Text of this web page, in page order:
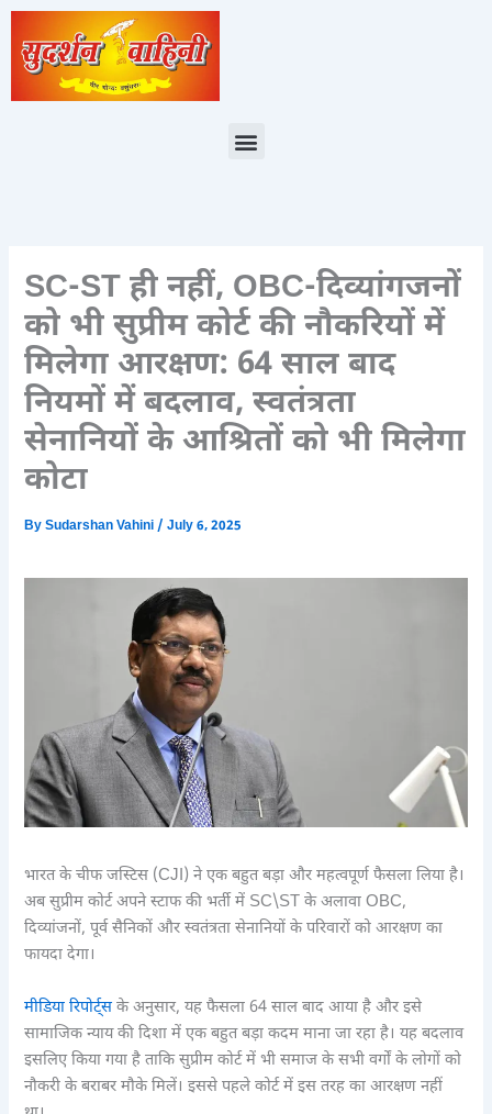
Skip
content
Menu
SC-ST ही नहीं, OBC-दिव्यांगजनों
को भी सुप्रीम कोर्ट की नौकरियों में
मिलेगा आरक्षण: 64 साल बाद
नियमों में बदलाव, स्वतंत्रता
सेनानियों के आश्रितों को भी मिलेगा
कोटा
BySudarshan Vahini/July 6, 2025
भारत के चीफ जस्टिस (CJI) ने एक बहुत बड़ा और महत्वपूर्ण फैसला लिया है।
अब सुप्रीम कोर्ट अपने स्टाफ की भर्ती में SC\ST के अलावा OBC,
दिव्यांजनों, पूर्व सैनिकों और स्वतंत्रता सेनानियों के परिवारों को आरक्षण का
फायदा देगा।
मीडिया रिपोर्ट्स के अनुसार, यह फैसला 64 साल बाद आया है और इसे
सामाजिक न्याय की दिशा में एक बहुत बड़ा कदम माना जा रहा है। यह बदलाव
इसलिए किया गया है ताकि सुप्रीम कोर्ट में भी समाज के सभी वर्गों के लोगों को
नौकरी के बराबर मौके मिलें। इससे पहले कोर्ट में इस तरह का आरक्षण नहीं